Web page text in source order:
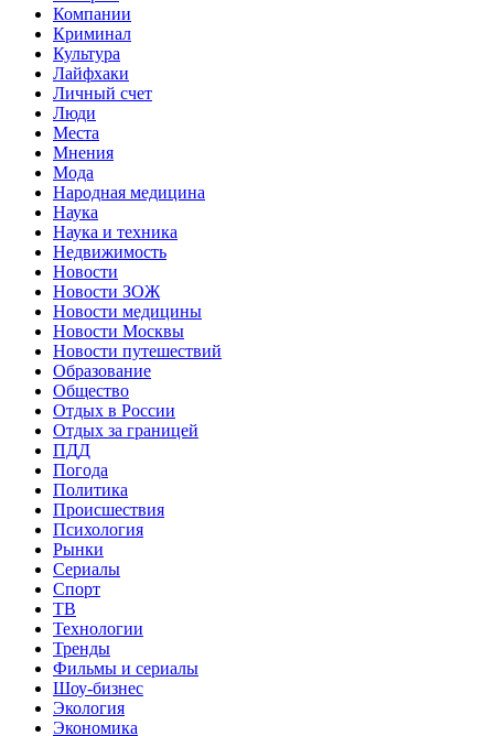
Компании
Криминал
Культура
Лайфхаки
Личный счет
Люди
Места
Мнения
Мода
Народная медицина
Наука
Наука и техника
Недвижимость
Новости
Новости ЗОЖ
Новости медицины
Новости Москвы
Новости путешествий
Образование
Общество
Отдых в России
Отдых за границей
ПДД
Погода
Политика
Происшествия
Психология
Рынки
Сериалы
Спорт
ТВ
Технологии
Тренды
Фильмы и сериалы
Шоу-бизнес
Экология
Экономика